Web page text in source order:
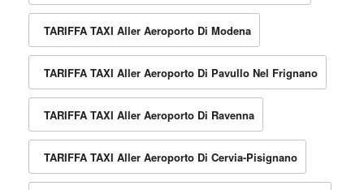
TARIFFA TAXI Aller Aeroporto Di Modena
TARIFFA TAXI Aller Aeroporto Di Pavullo Nel Frignano
TARIFFA TAXI Aller Aeroporto Di Ravenna
TARIFFA TAXI Aller Aeroporto Di Cervia-Pisignano